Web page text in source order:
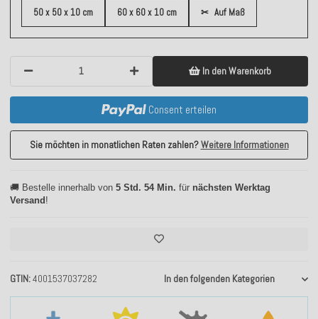
GTIN 4001537037282 In den folgenden Kategorien
50 x 50 x 10 cm 60 x 60 x 10 cm ✂ Auf Maß
In den Warenkorb
Consent erteilen
Sie möchten in monatlichen Raten zahlen?Weitere Informationen
🚚 Bestelle innerhalb von 5 Std. 54 Min. für nächsten Werktag
Versand!